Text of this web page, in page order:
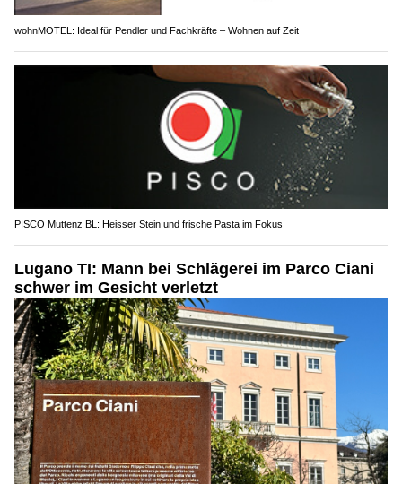
wohnMOTEL: Ideal für Pendler und Fachkräfte – Wohnen auf Zeit
PISCO Muttenz BL: Heisser Stein und frische Pasta im Fokus
Lugano TI: Mann bei Schlägerei im Parco Ciani
schwer im Gesicht verletzt